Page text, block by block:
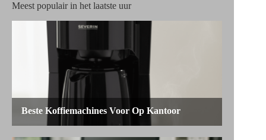
Meest populair in het laatste uur